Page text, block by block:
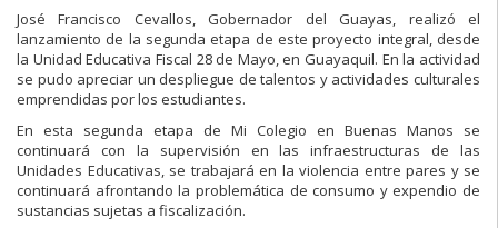
José Francisco Cevallos, Gobernador del Guayas, realizó el
lanzamiento de la segunda etapa de este proyecto integral, desde
la Unidad Educativa Fiscal 28 de Mayo, en Guayaquil. En la actividad
se pudo apreciar un despliegue de talentos y actividades culturales
emprendidas por los estudiantes.
En esta segunda etapa de Mi Colegio en Buenas Manos se
continuará con la supervisión en las infraestructuras de las
Unidades Educativas, se trabajará en la violencia entre pares y se
continuará afrontando la problemática de consumo y expendio de
sustancias sujetas a fiscalización.